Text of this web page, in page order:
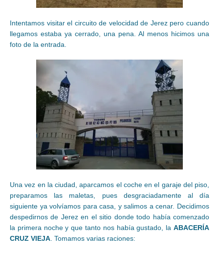
Intentamos visitar el circuito de velocidad de Jerez pero cuando
llegamos estaba ya cerrado, una pena. Al menos hicimos una
foto de la entrada.
Una vez en la ciudad, aparcamos el coche en el garaje del piso,
preparamos las maletas, pues desgraciadamente al día
siguiente ya volvíamos para casa, y salimos a cenar. Decidimos
despedirnos de Jerez en el sitio donde todo había comenzado
la primera noche y que tanto nos había gustado, la ABACERÍA
CRUZ VIEJA. Tomamos varias raciones: